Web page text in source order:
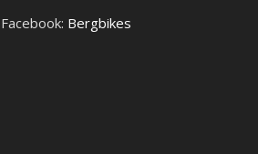
Facebook: Bergbikes